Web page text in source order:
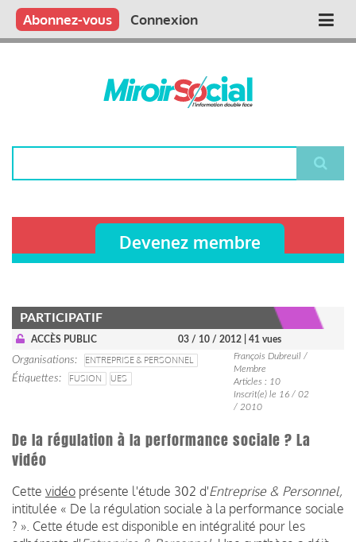
Aller
contenu
Main
Qui sommes nous ?
Vous publiez
Nous publions
Contactez-nous
Abonnez-vous Connexion
Devenez membre
PARTICIPATIF
ACCÈS PUBLIC 03 / 10 / 2012 | 41 vues
Organisations
ENTREPRISE & PERSONNEL
Étiquettes
FUSION UES
François Dubreuil /
Membre
Articles : 10
Inscrit(e) le 16 / 02
/ 2010
De la régulation à la performance sociale ? La
vidéo
Cette vidéo présente l'étude 302 d'Entreprise & Personnel,
intitulée « De la régulation sociale à la performance sociale
? ». Cette étude est disponible en intégralité pour les